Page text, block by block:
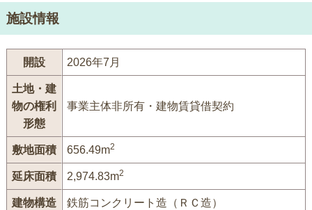
施設情報
開設 2026年7月
土地・建
物の権利
形態
事業主体非所有・建物賃貸借契約
敷地面積 656.49m2
延床面積 2,974.83m2
建物構造 鉄筋コンクリート造（ＲＣ造）